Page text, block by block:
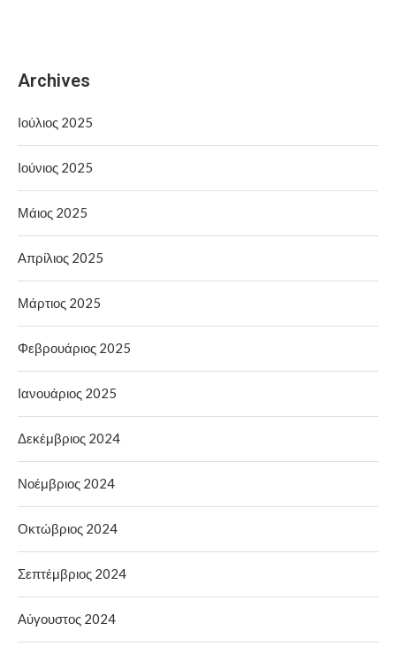
Archives
Ιούλιος 2025
Ιούνιος 2025
Μάιος 2025
Απρίλιος 2025
Μάρτιος 2025
Φεβρουάριος 2025
Ιανουάριος 2025
Δεκέμβριος 2024
Νοέμβριος 2024
Οκτώβριος 2024
Σεπτέμβριος 2024
Αύγουστος 2024